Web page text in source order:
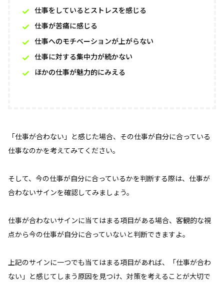
仕事をしているとストレスを感じる
仕事が苦痛に感じる
仕事へのモチベーションが上がらない
仕事に対する集中力が続かない
ほかの仕事が魅力的にみえる
「仕事が合わない」と感じた場合、その仕事が自分に合っている
仕事なのかを考えてみてください。
そして、今の仕事が自分に合っているかを判断する際は、仕事が
合わないサインを確認してみましょう。
仕事が合わないサインに当てはまる項目がある場合、客観的な視
点から今の仕事が自分に合っていないと判断できますよ。
上記のサインに一つでも当てはまる項目があれば、「仕事が合わ
ない」と感じてしまう原因を見つけ、対策を考えることが大切で